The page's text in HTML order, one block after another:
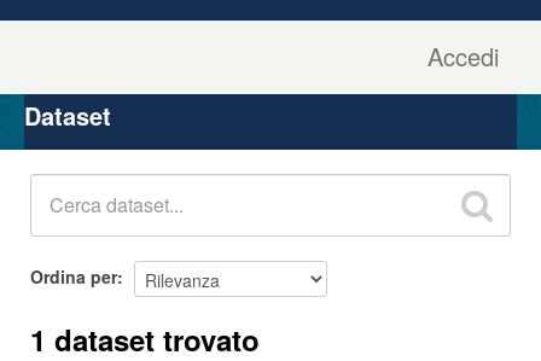
Accedi
Organizzazioni
Gruppi
Dataset
Ordina per
1 dataset trovato